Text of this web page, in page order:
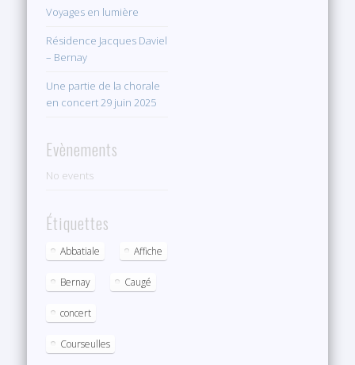
Voyages en lumière
Résidence Jacques Daviel
– Bernay
Une partie de la chorale
en concert 29 juin 2025
Evènements
No events
Étiquettes
Abbatiale Affiche
Bernay Caugé
concert
Courseulles